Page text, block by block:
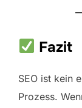
Fazit
SEO ist kein
Prozess.